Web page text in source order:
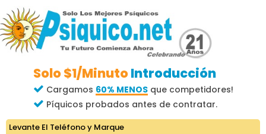
Solo $1/MinutoIntroducción
Cargamos 60% MENOSque competidores!
Píquicos probados antes de contratar.
Levante El Teléfono y Marque